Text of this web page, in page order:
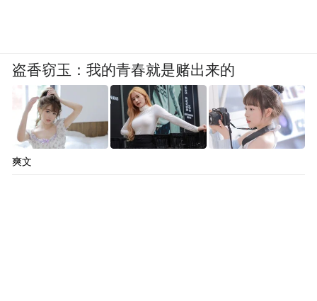
盗香窃玉：我的青春就是赌出来的
爽文